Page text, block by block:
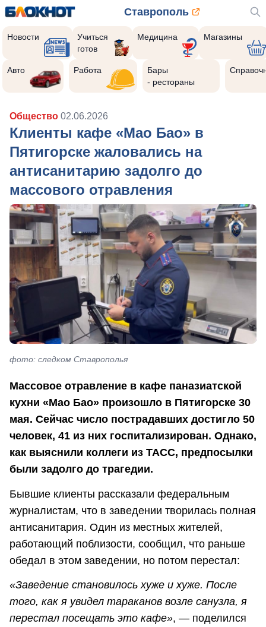
Ставрополь
Новости
Учиться
готов
Медицина Магазины
Авто Работа
Бары
- рестораны
Общество 02.06.2026
Клиенты кафе «Мао Бао» в
Пятигорске жаловались на
антисанитарию задолго до
массового отравления
фото: следком Ставрополья
Массовое отравление в кафе паназиатской
кухни «Мао Бао» произошло в Пятигорске 30
мая. Сейчас число пострадавших достигло 50
человек, 41 из них госпитализирован. Однако,
как выяснили коллеги из ТАСС, предпосылки
были задолго до трагедии.
Бывшие клиенты рассказали федеральным
журналистам, что в заведении творилась полная
антисанитария. Один из местных жителей,
работающий поблизости, сообщил, что раньше
обедал в этом заведении, но потом перестал:
«Заведение становилось хуже и хуже. После
того, как я увидел тараканов возле санузла, я
перестал посещать это кафе», — поделился